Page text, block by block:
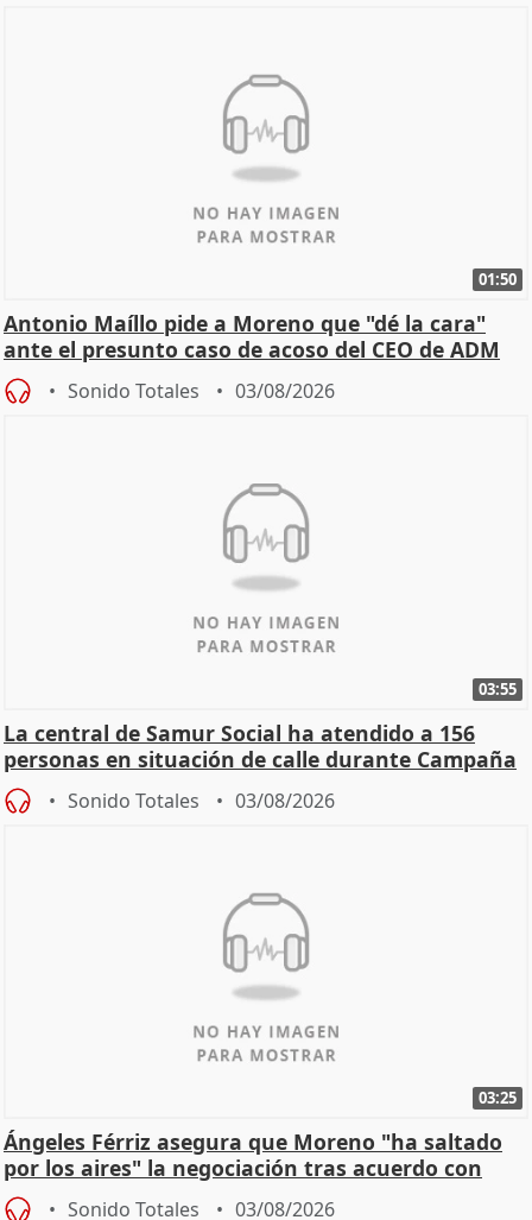
01:50
Antonio Maíllo pide a Moreno que "dé la cara"
ante el presunto caso de acoso del CEO de ADM
Sonido Totales 03/08/2026
03:55
La central de Samur Social ha atendido a 156
personas en situación de calle durante Campaña
de Calor
Sonido Totales 03/08/2026
03:25
Ángeles Férriz asegura que Moreno "ha saltado
por los aires" la negociación tras acuerdo con
SMA
Sonido Totales 03/08/2026